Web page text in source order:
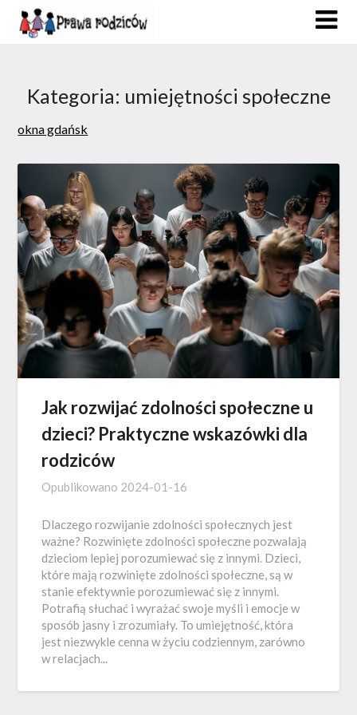
Skip
Kategoria: umiejętności społeczne
okna gdańsk
Jak rozwijać zdolności społeczne u
dzieci? Praktyczne wskazówki dla
rodziców
Opublikowano 2024-01-16
Dlaczego rozwijanie zdolności społecznych jest
ważne? Rozwinięte zdolności społeczne pozwalają
dzieciom lepiej porozumiewać się z innymi. Dzieci,
które mają rozwinięte zdolności społeczne, są w
stanie efektywnie porozumiewać się z innymi.
Potrafią słuchać i wyrażać swoje myśli i emocje w
sposób jasny i zrozumiały. To umiejętność, która
jest niezwykle cenna w życiu codziennym, zarówno
w relacjach...